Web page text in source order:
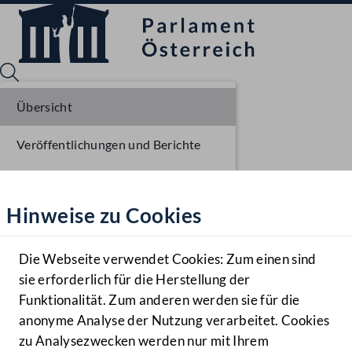
Hilfe
Benutzer
Navigationsmenü öffnen
MENÜ
Hinweise zu Cookies
Die Webseite verwendet Cookies: Zum einen sind
sie erforderlich für die Herstellung der
Funktionalität. Zum anderen werden sie für die
anonyme Analyse der Nutzung verarbeitet. Cookies
zu Analysezwecken werden nur mit Ihrem
Übersicht
Veröffentlichungen und Berichte
Parlamentarisches Verfahren